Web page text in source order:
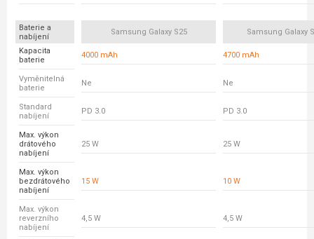
Baterie a
nabíjení
Samsung Galaxy S25 Samsung Galaxy
Kapacita
baterie
4000 mAh 4700 mAh
Vyměnitelná
baterie
Ne Ne
Standard
nabíjení
PD 3.0 PD 3.0
Max. výkon
drátového
nabíjení
25 W 25 W
Max. výkon
bezdrátového
nabíjení
15 W 10 W
Max. výkon
reverzního
nabíjení
4,5 W 4,5 W